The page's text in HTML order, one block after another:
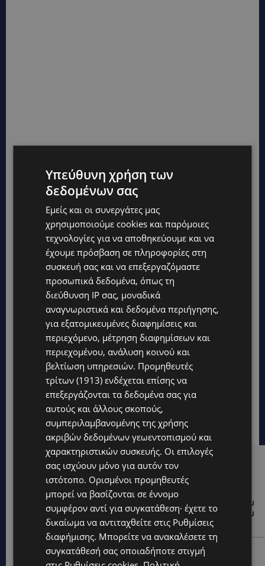
Hot this week
ΤΑΣΟΣ ΧΑΤΖΗΓΙΟΒΑΝΗΣ: Η συγκλονιστική ιστορία του
12χρονου Δημήτρη και η δωρεά των 12.500 ευρώ που
του έδωσε ελπίδα
STORIES
Υπεύθυνη χρήση των
δεδομένων σας
Εμείς και οι συνεργάτες μας
χρησιμοποιούμε cookies και παρόμοιες
τεχνολογίες για να αποθηκεύουμε και να
έχουμε πρόσβαση σε πληροφορίες στη
συσκευή σας και να επεξεργαζόμαστε
προσωπικά δεδομένα, όπως τη
διεύθυνση IP σας, μοναδικά
αναγνωριστικά και δεδομένα περιήγησης,
για εξατομικευμένες διαφημίσεις και
περιεχόμενο, μέτρηση διαφημίσεων και
περιεχομένου, ανάλυση κοινού και
βελτίωση υπηρεσιών. Προμηθευτές
τρίτων (1913) ενδέχεται επίσης να
επεξεργάζονται τα δεδομένα σας για
αυτούς και άλλους σκοπούς,
συμπεριλαμβανομένης της χρήσης
ακριβών δεδομένων γεωεντοπισμού και
χαρακτηριστικών συσκευής. Οι επιλογές
σας ισχύουν μόνο για αυτόν τον
ιστότοπο. Ορισμένοι προμηθευτές
μπορεί να βασίζονται σε έννομο
συμφέρον αντί για συγκατάθεση· έχετε το
δικαίωμα να αντιταχθείτε στις Ρυθμίσεις
διαφήμισης. Μπορείτε να ανακαλέσετε τη
συγκατάθεσή σας οποιαδήποτε στιγμή